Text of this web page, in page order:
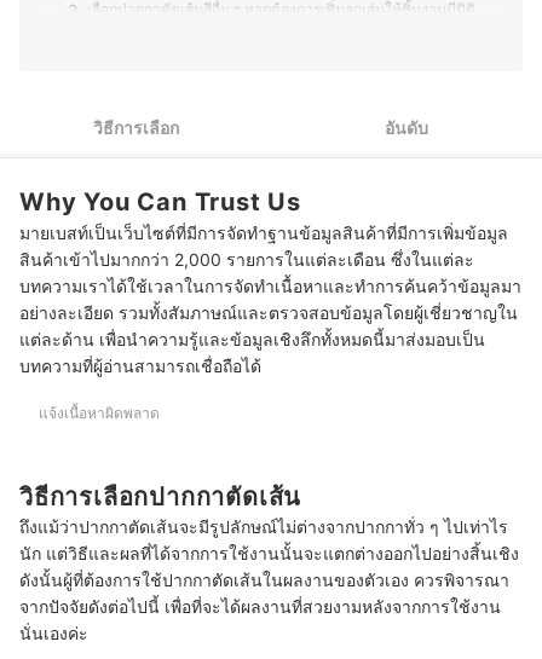
2 เลือกปากกาตัดเส้นสีอื่น ๆ หากต้องการเพิ่มลูกเล่นให้ชิ้นงานมีมิติ
5 เลือกปากกาตัดเส้นในเซเว่น หาซื้อง่าย สะดวก
10 ปากกาตัดเส้น ยี่ห้อไหนดี รวมแบรนด์ดัง Sakura, Staedler, Uni
เทคนิคเบื้องต้นในการใช้ปากกาตัดเส้น
ก่อนจะตัดเส้น จำเป็นต้องรอให้สีที่ลงไปแห้งก่อนไหม?
มีหลักการตัดสินใจไหมว่า รูปที่วาดควรได้รับการตัดเส้น?
วิธีการเลือก อันดับ
Why You Can Trust Us
มายเบสท์เป็นเว็บไซต์ที่มีการจัดทำฐานข้อมูลสินค้าที่มีการเพิ่มข้อมูล
สินค้าเข้าไปมากกว่า 2,000 รายการในแต่ละเดือน ซึ่งในแต่ละ
บทความเราได้ใช้เวลาในการจัดทำเนื้อหาและทำการค้นคว้าข้อมูลมา
อย่างละเอียด รวมทั้งสัมภาษณ์และตรวจสอบข้อมูลโดยผู้เชี่ยวชาญใน
แต่ละด้าน เพื่อนำความรู้และข้อมูลเชิงลึกทั้งหมดนี้มาส่งมอบเป็น
บทความที่ผู้อ่านสามารถเชื่อถือได้
แจ้งเนื้อหาผิดพลาด
วิธีการเลือกปากกาตัดเส้น
ถึงแม้ว่าปากกาตัดเส้นจะมีรูปลักษณ์ไม่ต่างจากปากกาทั่ว ๆ ไปเท่าไร
นัก แต่วิธีและผลที่ได้จากการใช้งานนั้นจะแตกต่างออกไปอย่างสิ้นเชิง
ดังนั้นผู้ที่ต้องการใช้ปากกาตัดเส้นในผลงานของตัวเอง ควรพิจารณา
จากปัจจัยดังต่อไปนี้ เพื่อที่จะได้ผลงานที่สวยงามหลังจากการใช้งาน
นั่นเองค่ะ